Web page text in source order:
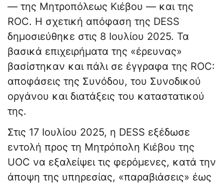
— της Μητροπόλεως Κιέβου — και της
ROC. Η σχετική απόφαση της DESS
δημοσιεύθηκε στις 8 Ιουλίου 2025. Τα
βασικά επιχειρήματα της «έρευνας»
βασίστηκαν και πάλι σε έγγραφα της ROC:
αποφάσεις της Συνόδου, του Συνοδικού
οργάνου και διατάξεις του καταστατικού
της.
Στις 17 Ιουλίου 2025, η DESS εξέδωσε
εντολή προς τη Μητρόπολη Κιέβου της
UOC να εξαλείψει τις φερόμενες, κατά την
άποψη της υπηρεσίας, «παραβιάσεις» έως